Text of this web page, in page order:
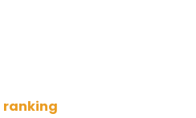
ranking